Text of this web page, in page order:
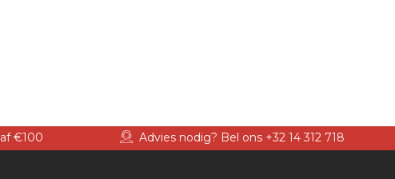
€100 Advies nodig? Bel ons +32 14 312 718